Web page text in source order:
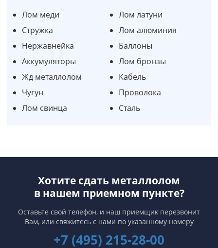
Лом меди
Лом латуни
Стружка
Лом алюминия
Нержавнейка
Баллоны
Аккумуляторы
Лом бронзы
Жд металлолом
Кабель
Чугун
Проволока
Лом свинца
Сталь
Хотите сдать металлолом
в нашем приемном пункте?
Оставьте свой телефон, и наш приемщик перезвонит
Вам, или свяжитесь с нами по указанному номеру
+7 (495) 215-28-00